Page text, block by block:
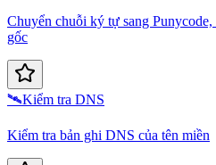
Chuyển chuỗi ký tự sang
gốc
🛰️Kiểm tra DNS
Kiểm tra bản ghi DNS của tên miền